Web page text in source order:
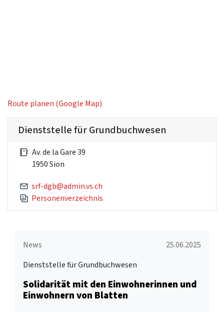
Route planen (Google Map)
Dienststelle für Grundbuchwesen
Av. de la Gare 39
1950 Sion
srf-dgb@admin.vs.ch
Personenverzeichnis
News
25.06.2025
Dienststelle für Grundbuchwesen
Solidarität mit den Einwohnerinnen und
Einwohnern von Blatten